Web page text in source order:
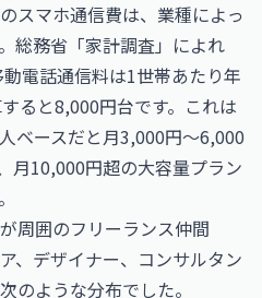
スマホ通信費は、業種によっ
総務省「家計調査」によれ
電話通信料は1世帯あたり年
ると8,000円台です。これは
ベースだと月3,000円〜6,000
月10,000円超の大容量プラン
周囲のフリーランス仲間
、デザイナー、コンサルタン
のような分布でした。